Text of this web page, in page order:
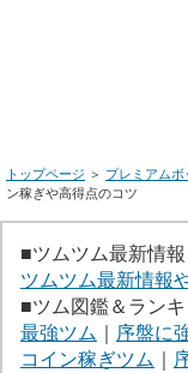
トップページ ＞ プレミアム
ン稼ぎや高得点のコツ
■ツムツム最新情報
ツムツム最新情報
■ツム図鑑＆ラン
最強ツム
序盤に
コイン稼ぎツム